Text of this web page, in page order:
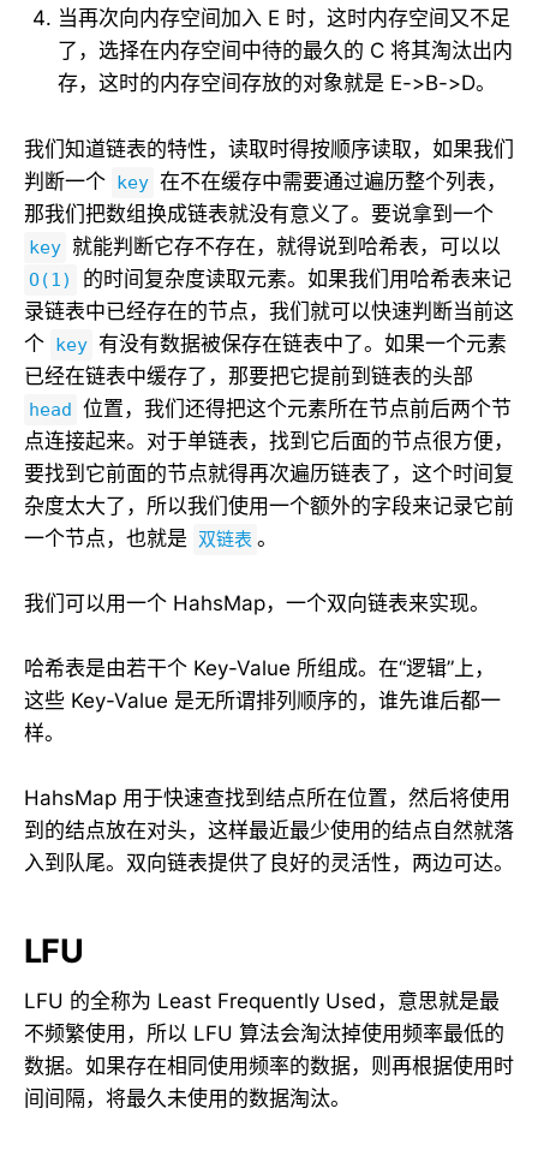
当再次向内存空间加入 E 时，这时内存空间又不足
了，选择在内存空间中待的最久的 C 将其淘汰出内
存，这时的内存空间存放的对象就是 E->B->D。
我们知道链表的特性，读取时得按顺序读取，如果我们
判断一个 key 在不在缓存中需要通过遍历整个列表，
那我们把数组换成链表就没有意义了。要说拿到一个
key 就能判断它存不存在，就得说到哈希表，可以以
O(1)
的时间复杂度读取元素。如果我们用哈希表来记
录链表中已经存在的节点，我们就可以快速判断当前这
个 key 有没有数据被保存在链表中了。如果一个元素
已经在链表中缓存了，那要把它提前到链表的头部
head 位置，我们还得把这个元素所在节点前后两个节
点连接起来。对于单链表，找到它后面的节点很方便，
要找到它前面的节点就得再次遍历链表了，这个时间复
杂度太大了，所以我们使用一个额外的字段来记录它前
一个节点，也就是
双链表 。
我们可以用一个 HahsMap，一个双向链表来实现。
哈希表是由若干个 Key-Value 所组成。在“逻辑”上，
这些 Key-Value 是无所谓排列顺序的，谁先谁后都一
样。
HahsMap 用于快速查找到结点所在位置，然后将使用
到的结点放在对头，这样最近最少使用的结点自然就落
入到队尾。双向链表提供了良好的灵活性，两边可达。
LFU
LFU 的全称为 Least Frequently Used，意思就是最
不频繁使用，所以 LFU 算法会淘汰掉使用频率最低的
数据。如果存在相同使用频率的数据，则再根据使用时
间间隔，将最久未使用的数据淘汰。